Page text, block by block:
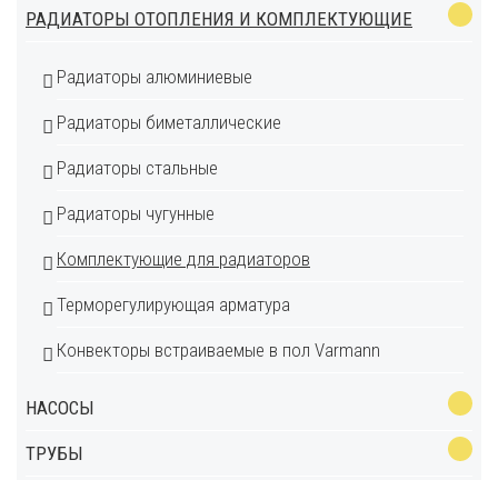
РАДИАТОРЫ ОТОПЛЕНИЯ И КОМПЛЕКТУЮЩИЕ
Радиаторы алюминиевые
Радиаторы биметаллические
Радиаторы стальные
Радиаторы чугунные
Комплектующие для радиаторов
Терморегулирующая арматура
Конвекторы встраиваемые в пол Varmann
НАСОСЫ
ТРУБЫ